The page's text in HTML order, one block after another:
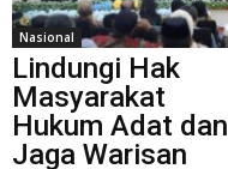
Nasional
Lindungi Hak
Masyarakat
Hukum Adat dan
Jaga Warisan